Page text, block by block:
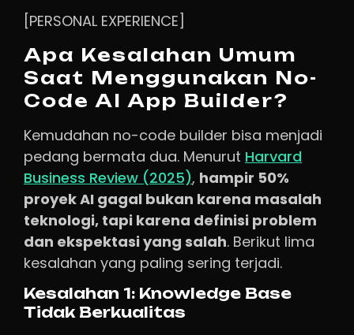
[PERSONAL EXPERIENCE]
Apa Kesalahan Umum
Saat Menggunakan No-
Code AI App Builder?
Kemudahan no-code builder bisa menjadi
pedang bermata dua. Menurut Harvard
Business Review (2025), hampir 50%
proyek AI gagal bukan karena masalah
teknologi, tapi karena definisi problem
dan ekspektasi yang salah. Berikut lima
kesalahan yang paling sering terjadi.
Kesalahan 1: Knowledge Base
Tidak Berkualitas